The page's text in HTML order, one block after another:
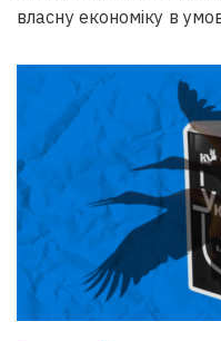
власну економіку в